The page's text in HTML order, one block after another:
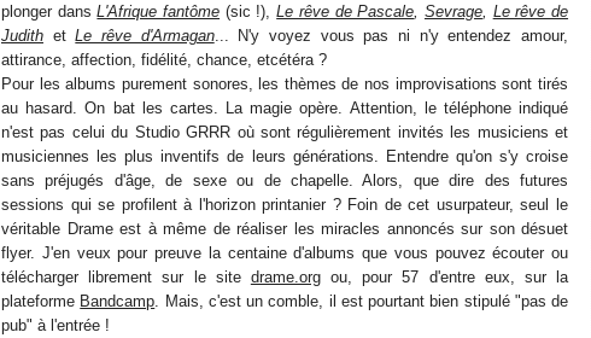
plonger dansL'Afrique fantôme (sic !),Le rêve de Pascale Sevrage, Le rêve de
Judith etLe rêve d'Armagan... N'y voyez vous pas ni n'y entendez amour,
attirance, affection, fidélité, chance, etcétéra ?
Pour les albums purement sonores, les thèmes de nos improvisations sont tirés
au hasard. On bat les cartes. La magie opère. Attention, le téléphone indiqué
n'est pas celui du Studio GRRR où sont régulièrement invités les musiciens et
musiciennes les plus inventifs de leurs générations. Entendre qu'on s'y croise
sans préjugés d'âge, de sexe ou de chapelle. Alors, que dire des futures
sessions qui se profilent à l'horizon printanier ? Foin de cet usurpateur, seul le
véritable Drame est à même de réaliser les miracles annoncés sur son désuet
flyer. J'en veux pour preuve la centaine d'albums que vous pouvez écouter ou
télécharger librement sur le site drame.orgou, pour 57 d'entre eux, sur la
plateforme Bandcamp . Mais, c'est un comble, il est pourtant bien stipulé "pas de
pub" à l'entrée !